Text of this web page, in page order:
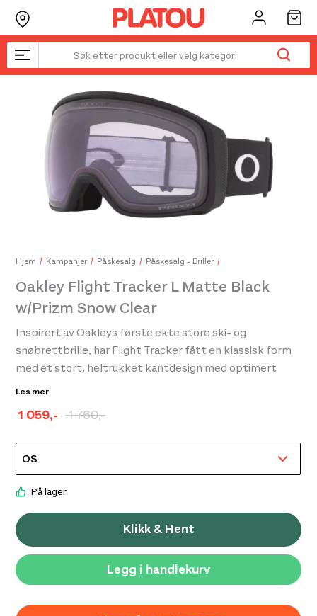
Hopp
rett
til
innholdet
Vauhti Speed OY Polishing Cloth 20m White
129,-
Hjem Kampanjer Påskesalg Påskesalg - Briller
Oakley Flight Tracker L Matte Black
w/Prizm Snow Clear
1 760,-
Opprinnelig
pris
var:
kr 1
1 059,-
Nåværende
pris
er:
kr 1
Inspirert av Oakleys første ekte store ski- og
snøbrettbrille, har Flight Tracker fått en klassisk form
med et stort, heltrukket kantdesign med optimert
synsfelt i alle retninger.
hjelmintegrasjon.
På lager
Klikk & Hent
Legg i handlekurv
Les mer